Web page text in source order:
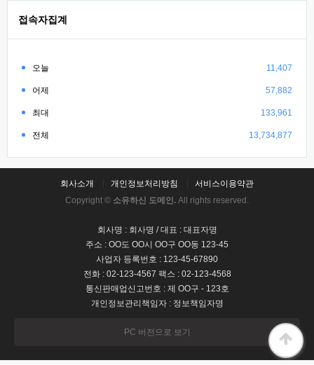
접속자집계
오늘 11,407
어제 57,882
최대 133,961
전체 13,734,877
회사소개 개인정보처리방침
서비스이용약관
Copyright © 소유하신 도메인. All rights reserved.
회사명 : 회사명 / 대표 : 대표자명
주소 : OO도 OO시 OO구 OO동 123-45
사업자 등록번호 : 123-45-67890
전화 : 02-123-4567 팩스 : 02-123-4568
통신판매업신고번호 : 제 OO구 - 123호
개인정보관리책임자 : 정보책임자명
PC 버전으로 보기